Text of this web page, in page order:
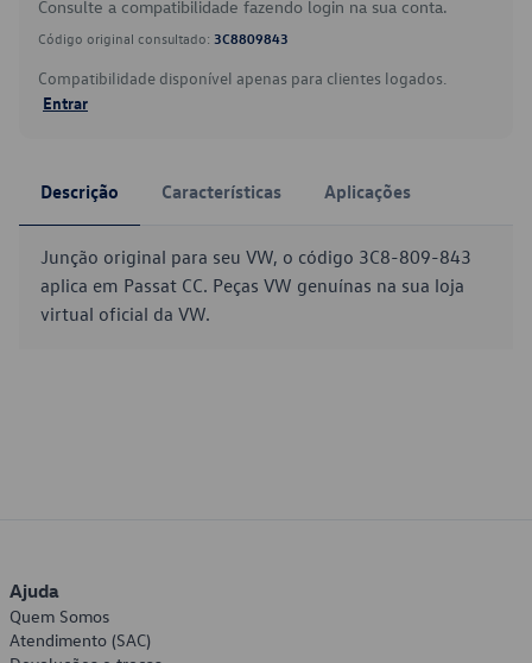
Consulte a compatibilidade fazendo login na sua conta.
Código original consultado: 3C8809843
Compatibilidade disponível apenas para clientes logados.
Entrar
Descrição Características Aplicações
Junção original para seu VW, o código 3C8-809-843
aplica em Passat CC. Peças VW genuínas na sua loja
virtual oficial da VW.
Ajuda
Quem Somos
Atendimento (SAC)